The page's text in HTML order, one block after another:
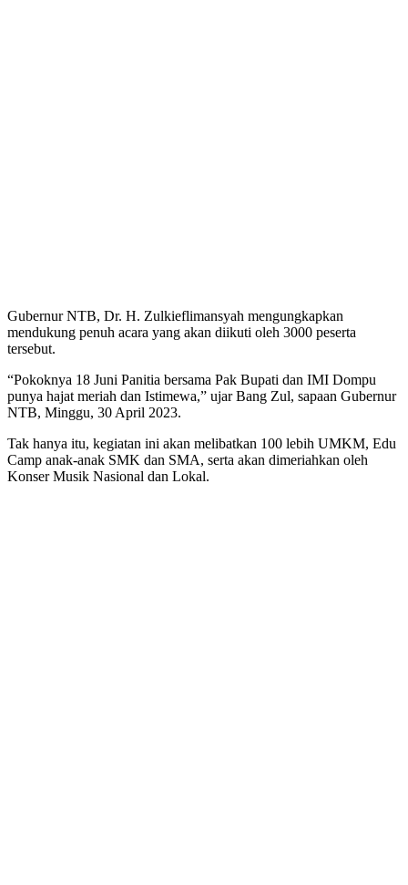
Gubernur NTB, Dr. H. Zulkieflimansyah mengungkapkan
mendukung penuh acara yang akan diikuti oleh 3000 peserta
tersebut.
“Pokoknya 18 Juni Panitia bersama Pak Bupati dan IMI Dompu
punya hajat meriah dan Istimewa,” ujar Bang Zul, sapaan Gubernur
NTB, Minggu, 30 April 2023.
Tak hanya itu, kegiatan ini akan melibatkan 100 lebih UMKM, Edu
Camp anak-anak SMK dan SMA, serta akan dimeriahkan oleh
Konser Musik Nasional dan Lokal.